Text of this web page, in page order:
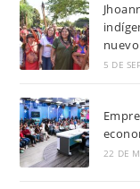
5 DE
22 DE